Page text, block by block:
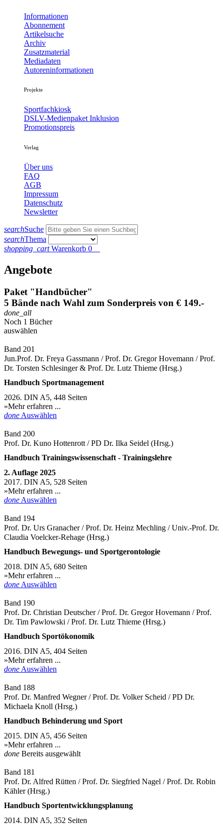
Informationen
Abonnement
Artikelsuche
Archiv
Zusatzmaterial
Mediadaten
Autoreninformationen
Projekte
Sportfachkiosk
DSLV-Medienpaket Inklusion
Promotionspreis
Verlag
Über uns
FAQ
AGB
Impressum
Datenschutz
Newsletter
searchSuche
searchThema
shopping_cartWarenkorb 0
Angebote
Paket "Handbücher"
5 Bände nach Wahl zum Sonderpreis von € 149.-
done_all
Noch 1 Bücher
auswählen
Band 201
Jun.Prof. Dr. Freya Gassmann / Prof. Dr. Gregor Hovemann / Prof.
Dr. Torsten Schlesinger & Prof. Dr. Lutz Thieme (Hrsg.)
Handbuch Sportmanagement
2026. DIN A5, 448 Seiten
»Mehr erfahren ...
done Auswählen
Band 200
Prof. Dr. Kuno Hottenrott / PD Dr. Ilka Seidel (Hrsg.)
Handbuch Trainingswissenschaft - Trainingslehre
2. Auflage 2025
2017. DIN A5, 528 Seiten
»Mehr erfahren ...
done Auswählen
Band 194
Prof. Dr. Urs Granacher / Prof. Dr. Heinz Mechling / Univ.-Prof. Dr.
Claudia Voelcker-Rehage (Hrsg.)
Handbuch Bewegungs- und Sportgerontologie
2018. DIN A5, 680 Seiten
»Mehr erfahren ...
done Auswählen
Band 190
Prof. Dr. Christian Deutscher / Prof. Dr. Gregor Hovemann / Prof.
Dr. Tim Pawlowski / Prof. Dr. Lutz Thieme (Hrsg.)
Handbuch Sportökonomik
2016. DIN A5, 404 Seiten
»Mehr erfahren ...
done Auswählen
Band 188
Prof. Dr. Manfred Wegner / Prof. Dr. Volker Scheid / PD Dr.
Michaela Knoll (Hrsg.)
Handbuch Behinderung und Sport
2015. DIN A5, 456 Seiten
»Mehr erfahren ...
done Bereits ausgewählt
Band 181
Prof. Dr. Alfred Rütten / Prof. Dr. Siegfried Nagel / Prof. Dr. Robin
Kähler (Hrsg.)
Handbuch Sportentwicklungsplanung
2014. DIN A5, 352 Seiten